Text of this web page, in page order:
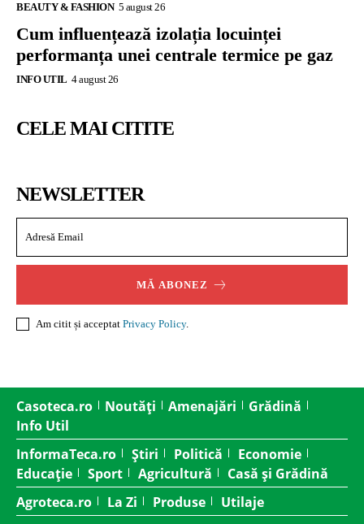
BEAUTY & FASHION 5 august 26
Cum influențează izolația locuinței
performanța unei centrale termice pe gaz
INFO UTIL 4 august 26
CELE MAI CITITE
NEWSLETTER
MĂ ABONEZ
Am citit și acceptat Privacy Policy.
Casoteca.ro Noutăți Amenajări
Grădină
Info Util
InformaTeca.ro
Știri Politică
Economie
Educație
Sport Agricultură
Casă și Grădină
Agroteca.ro
La Zi Produse
Utilaje